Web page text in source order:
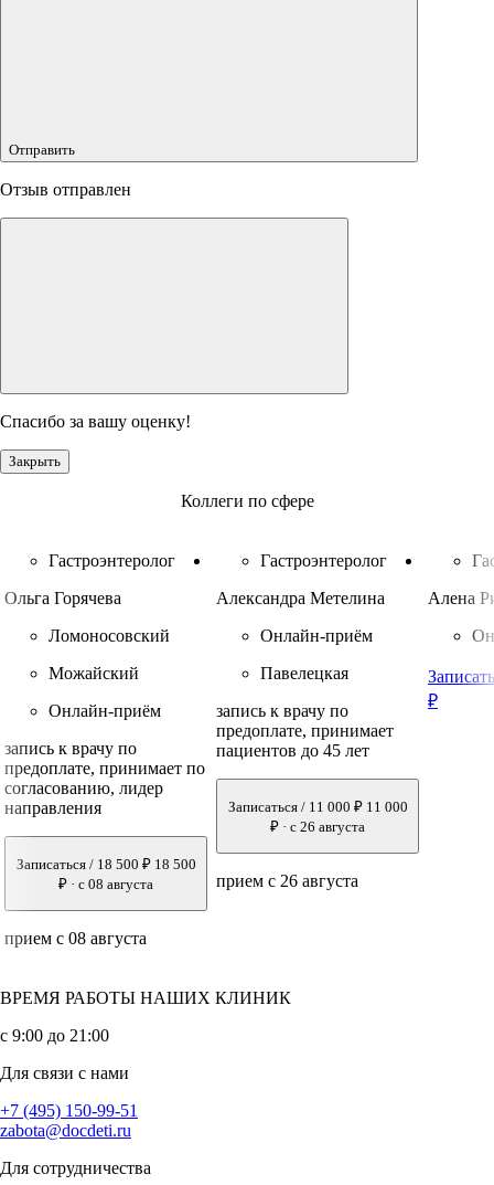
Отправить
Отзыв отправлен
Спасибо за вашу оценку!
Закрыть
Коллеги по сфере
Гастроэнтеролог
Ольга Горячева
Ломоносовский
Можайский
Онлайн-приём
запись к врачу по
предоплате, принимает по
согласованию, лидер
направления
Записаться / 18 500 ₽ 18 500
₽ · с 08 августа
прием с 08 августа
Гастроэнтеролог
Александра Метелина
Онлайн-приём
Павелецкая
запись к врачу по
предоплате, принимает
пациентов до 45 лет
Записаться / 11 000 ₽ 11 000
₽ · с 26 августа
прием с 26 августа
Алена
₽
ВРЕМЯ РАБОТЫ НАШИХ КЛИНИК
с 9:00 до 21:00
Для связи с нами
+7 (495) 150-99-51
zabota@docdeti.ru
Для сотрудничества